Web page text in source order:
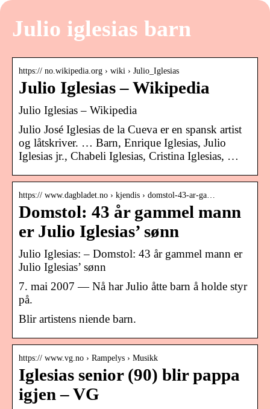
Julio iglesias barn
https:// no.wikipedia.org › wiki › Julio_Iglesias
Julio Iglesias – Wikipedia
Julio Iglesias – Wikipedia
Julio José Iglesias de la Cueva er en spansk artist
og låtskriver. … Barn, Enrique Iglesias, Julio
Iglesias jr., Chabeli Iglesias, Cristina Iglesias, …
https:// www.dagbladet.no › kjendis › domstol-43-ar-ga…
Domstol: 43 år gammel mann
er Julio Iglesias’ sønn
Julio Iglesias: – Domstol: 43 år gammel mann er
Julio Iglesias’ sønn
7. mai 2007 — Nå har Julio åtte barn å holde styr
på.
Blir artistens niende barn.
https:// www.vg.no › Rampelys › Musikk
Iglesias senior (90) blir pappa
igjen – VG